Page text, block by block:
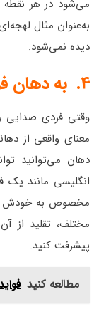
می‌شود در هر نقطه
به‌عنوان مثال
دیده نمی‌شود.
4. به دهان فرد مقابل نگاه کنید
وقتی فردی صدایی
معنای واقعی از
دهان می‌توانید
انگلیسی مانند یک
مخصوص به خودش را
مختلف، تقلید از
پیشرفت کنید.
مطالعه کنید